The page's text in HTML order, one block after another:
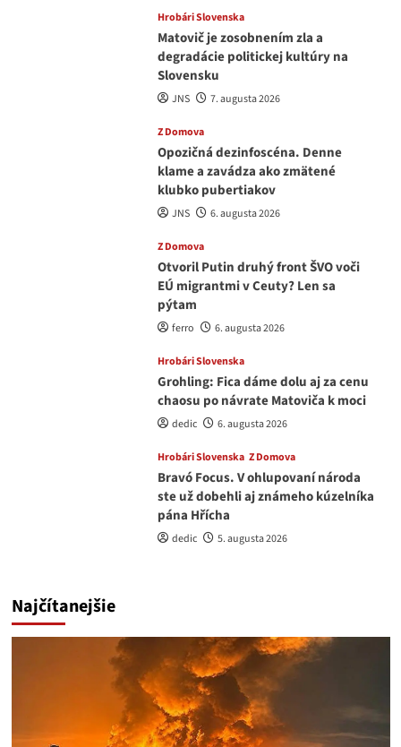
Hrobári Slovenska
Matovič je zosobnením zla a
degradácie politickej kultúry na
Slovensku
JNS 7. augusta 2026
Z Domova
Opozičná dezinfoscéna. Denne
klame a zavádza ako zmätené
klubko pubertiakov
JNS 6. augusta 2026
Z Domova
Otvoril Putin druhý front ŠVO voči
EÚ migrantmi v Ceuty? Len sa
pýtam
ferro 6. augusta 2026
Hrobári Slovenska
Grohling: Fica dáme dolu aj za cenu
chaosu po návrate Matoviča k moci
dedic 6. augusta 2026
Hrobári Slovenska Z Domova
Bravó Focus. V ohlupovaní národa
ste už dobehli aj známeho kúzelníka
pána Hřícha
dedic 5. augusta 2026
Najčítanejšie